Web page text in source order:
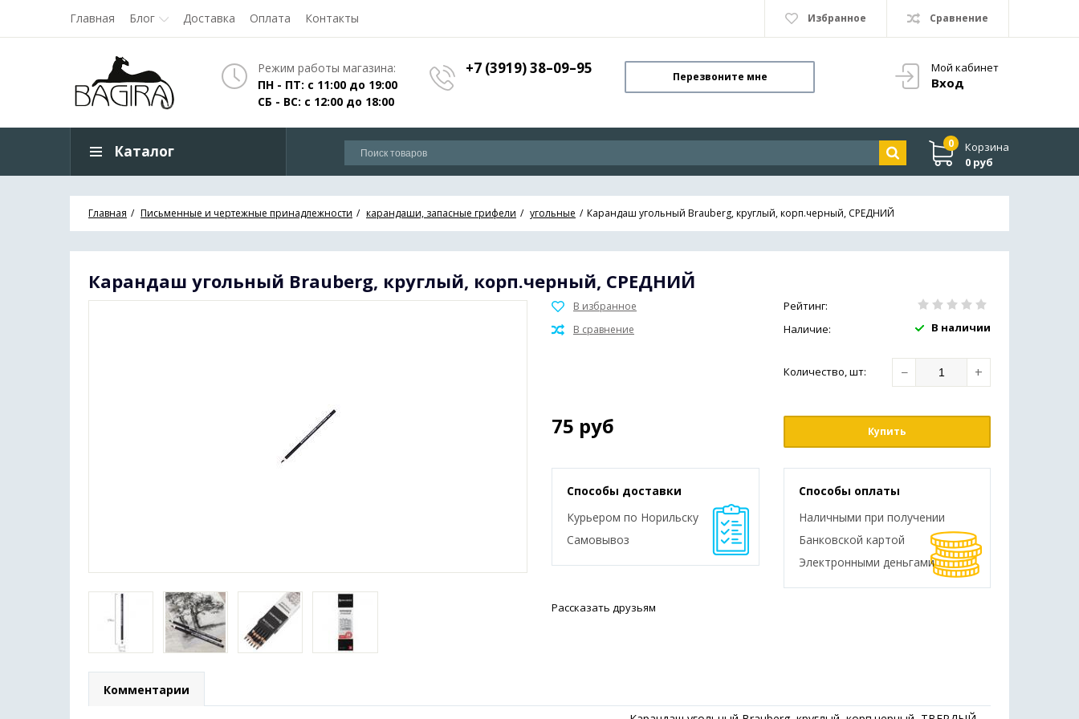
Главная Блог Доставка Оплата Контакты Избранное Сравнение
Мой кабинет
Вход
Режим работы магазина:
ПН - ПТ: с 11:00 до 19:00
СБ - ВС: с 12:00 до 18:00
+7 (3919) 38–09–95 Перезвоните мне
0
Корзина
0 руб
Каталог
Главная Письменные и чертежные принадлежности карандаши, запасные грифели угольные Карандаш угольный Brauberg, круглый, корп.черный, СРЕДНИЙ
Карандаш угольный Brauberg, круглый, корп.черный, СРЕДНИЙ
Рейтинг:
Наличие:
В наличии
Количество, шт: − +
75 руб Купить
Способы доставки
Курьером по Норильску
Самовывоз
Способы оплаты
Наличными при получении
Банковской картой
Электронными деньгами
Рассказать друзьям
Комментарии